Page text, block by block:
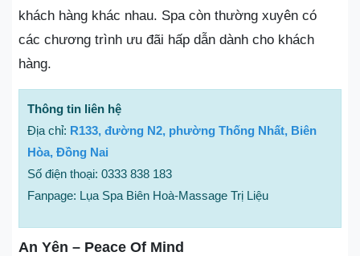
khách hàng khác nhau. Spa còn thường xuyên có
các chương trình ưu đãi hấp dẫn dành cho khách
hàng.
Thông tin liên hệ
Địa chỉ: R133, đường N2, phường Thống Nhất, Biên
Hòa, Đồng Nai
Số điện thoại: 0333 838 183
Fanpage: Lụa Spa Biên Hoà-Massage Trị Liệu
An Yên – Peace Of Mind